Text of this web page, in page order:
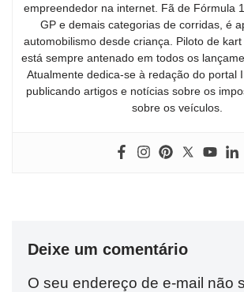
empreendedor na internet. Fã de Fórmula
GP e demais categorias de corridas, é
automobilismo desde criança. Piloto de kart
está sempre antenado em todos os
Atualmente dedica-se à redação do portal
publicando artigos e notícias sobre os
sobre os veículos.
Deixe um comentário
O seu endereço de e-mail não